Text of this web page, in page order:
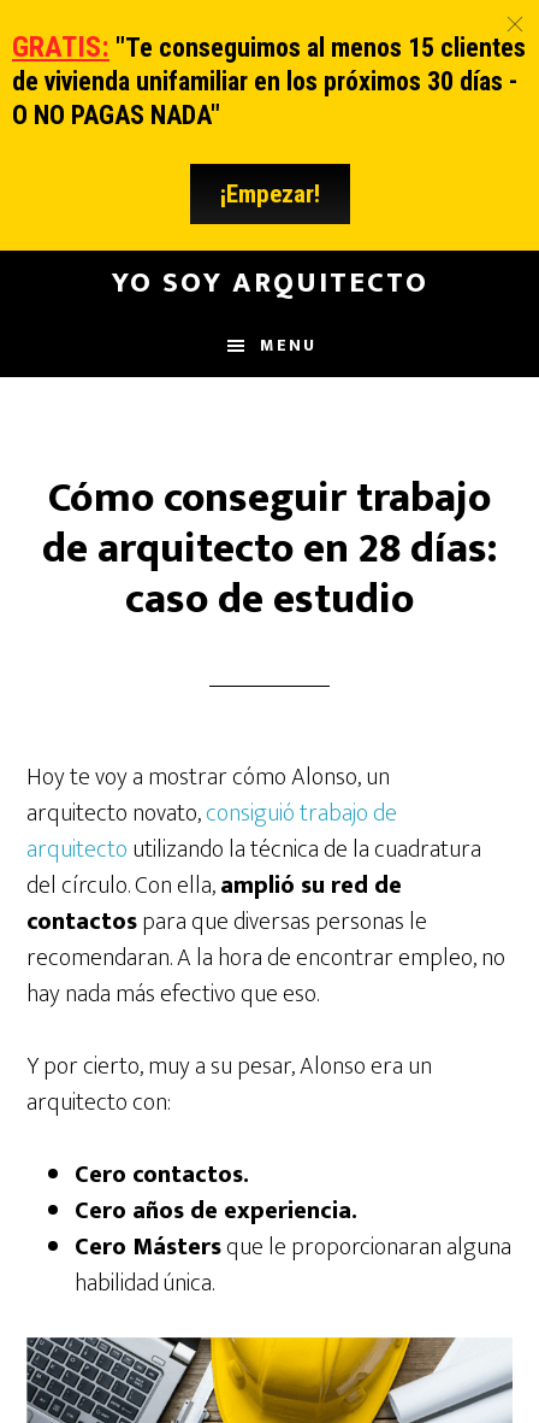
YO SOY ARQUITECTO
Main
MENU
Cómo conseguir trabajo
de arquitecto en 28 días:
caso de estudio
Hoy te voy a mostrar cómo Alonso, un
arquitecto novato,consiguió trabajo de
arquitectoutilizando la técnica de la cuadratura
del círculo. Con ella,amplió su red de
contactospara que diversas personas le
recomendaran. A la hora de encontrar empleo, no
hay nada más efectivo que eso.
Y por cierto, muy a su pesar, Alonso era un
arquitecto con:
Cero contactos.
Cero años de experiencia.
Cero Mástersque le proporcionaran alguna
habilidad única.
GRATIS: "Te conseguimos al menos 15 clientes
de vivienda unifamiliar en los próximos 30 días -
O NO PAGAS NADA"
¡Empezar!